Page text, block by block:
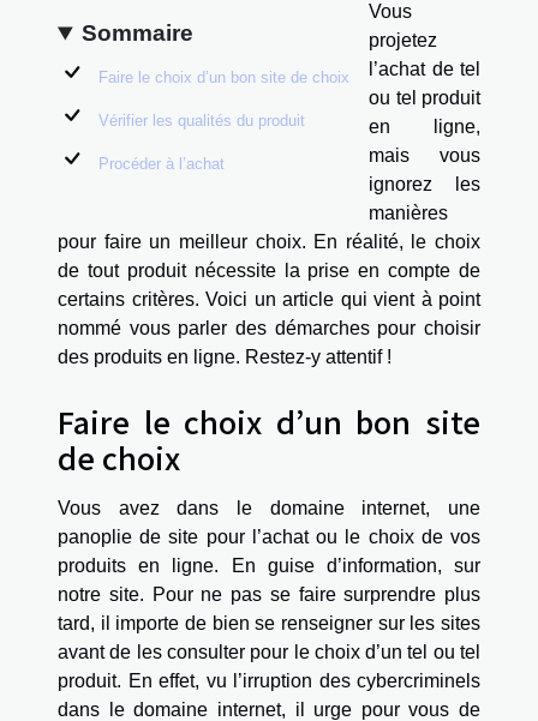
Sommaire
Faire le choix d’un bon site de choix
Vérifier les qualités du produit
Procéder à l’achat
Vous
projetez
l’achat de tel
ou tel produit
en ligne,
mais vous
ignorez les
manières
pour faire un meilleur choix. En réalité, le choix
de tout produit nécessite la prise en compte de
certains critères. Voici un article qui vient à point
nommé vous parler des démarches pour choisir
des produits en ligne. Restez-y attentif !
Faire le choix d’un bon site
de choix
Vous avez dans le domaine internet, une
panoplie de site pour l’achat ou le choix de vos
produits en ligne. En guise d’information, sur
notre site. Pour ne pas se faire surprendre plus
tard, il importe de bien se renseigner sur les sites
avant de les consulter pour le choix d’un tel ou tel
produit. En effet, vu l’irruption des cybercriminels
dans le domaine internet, il urge pour vous de